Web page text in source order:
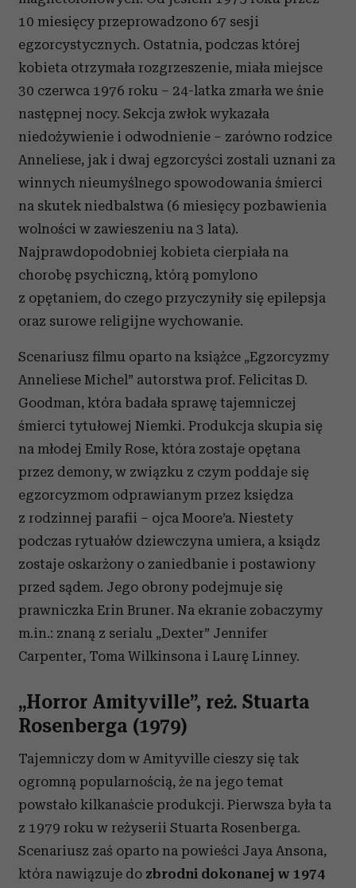
Partnerzy mogą połączyć te informacje z innymi danymi
otrzymanymi od Ciebie lub uzyskanymi podczas
korzystania z ich usług.
10 miesięcy przeprowadzono 67 sesji
egzorcystycznych. Ostatnia, podczas której
kobieta otrzymała rozgrzeszenie, miała miejsce
30 czerwca 1976 roku – 24-latka zmarła we śnie
następnej nocy. Sekcja zwłok wykazała
niedożywienie i odwodnienie – zarówno rodzice
Anneliese, jak i dwaj egzorcyści zostali uznani za
winnych nieumyślnego spowodowania śmierci
na skutek niedbalstwa (6 miesięcy pozbawienia
wolności w zawieszeniu na 3 lata).
Najprawdopodobniej kobieta cierpiała na
chorobę psychiczną, którą pomylono
z opętaniem, do czego przyczyniły się epilepsja
oraz surowe religijne wychowanie.
Scenariusz filmu oparto na książce „Egzorcyzmy
Anneliese Michel” autorstwa prof. Felicitas D.
Goodman, która badała sprawę tajemniczej
śmierci tytułowej Niemki. Produkcja skupia się
na młodej Emily Rose, która zostaje opętana
przez demony, w związku z czym poddaje się
egzorcyzmom odprawianym przez księdza
z rodzinnej parafii – ojca Moore’a. Niestety
podczas rytuałów dziewczyna umiera, a ksiądz
zostaje oskarżony o zaniedbanie i postawiony
przed sądem. Jego obrony podejmuje się
prawniczka Erin Bruner. Na ekranie zobaczymy
m.in.: znaną z serialu „Dexter” Jennifer
Carpenter, Toma Wilkinsona i Laurę Linney.
„Horror Amityville”, reż. Stuarta
Rosenberga (1979)
Tajemniczy dom w Amityville cieszy się tak
ogromną popularnością, że na jego temat
powstało kilkanaście produkcji. Pierwsza była ta
z 1979 roku w reżyserii Stuarta Rosenberga.
Scenariusz zaś oparto na powieści Jaya Ansona,
która nawiązuje do zbrodni dokonanej w 1974